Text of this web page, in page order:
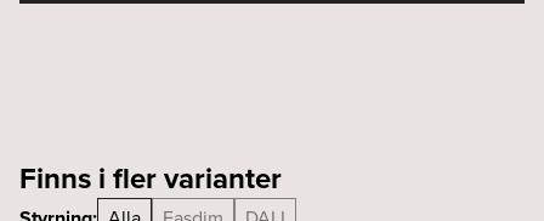
Finns i fler varianter